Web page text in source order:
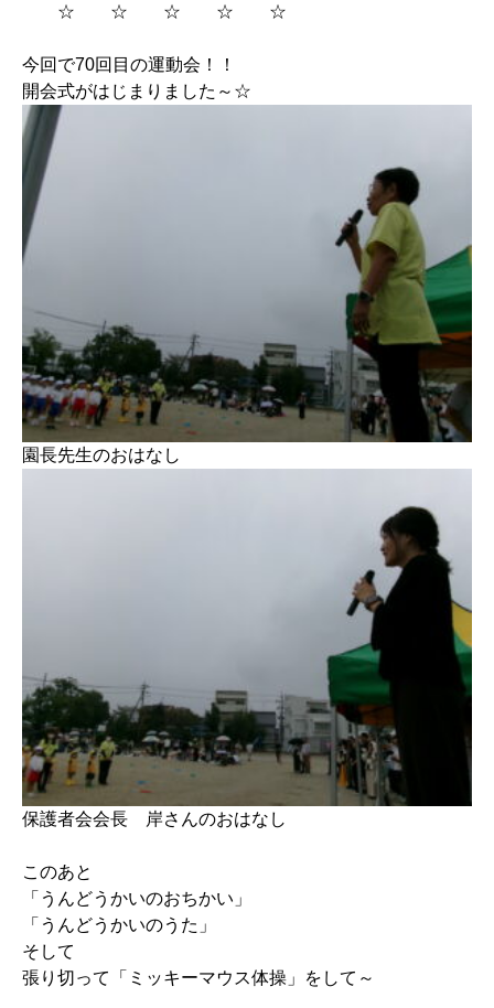
☆ ☆ ☆ ☆ ☆
今回で70回目の運動会！！
開会式がはじまりました～☆
園長先生のおはなし
保護者会会長 岸さんのおはなし
このあと
「うんどうかいのおちかい」
「うんどうかいのうた」
そして
張り切って「ミッキーマウス体操」をして～